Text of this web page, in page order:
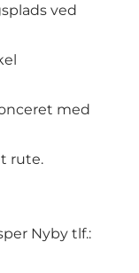
ved
med
rute.
Nyby tlf.: